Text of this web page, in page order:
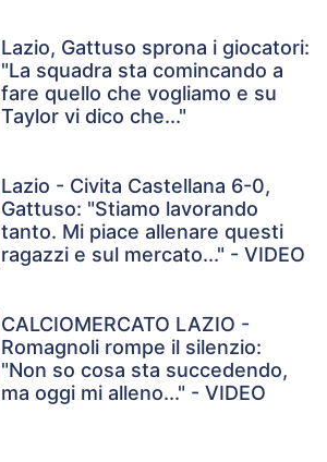
Lazio, Gattuso sprona i giocatori:
"La squadra sta comincando a
fare quello che vogliamo e su
Taylor vi dico che..."
Lazio - Civita Castellana 6-0,
Gattuso: "Stiamo lavorando
tanto. Mi piace allenare questi
ragazzi e sul mercato..." - VIDEO
CALCIOMERCATO LAZIO -
Romagnoli rompe il silenzio:
"Non so cosa sta succedendo,
ma oggi mi alleno..." - VIDEO